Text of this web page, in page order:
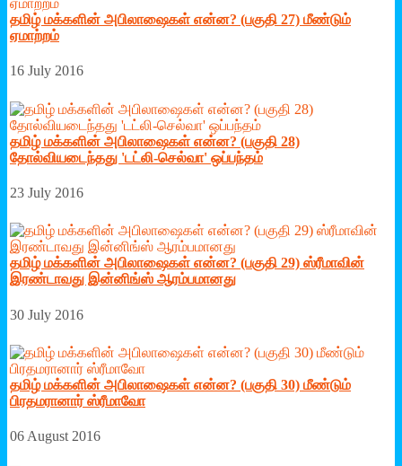
தமிழ் மக்களின் அபிலாஷைகள் என்ன? (பகுதி 27) மீண்டும்
ஏமாற்றம்
16 July 2016
தமிழ் மக்களின் அபிலாஷைகள் என்ன? (பகுதி 28)
தோல்வியடைந்தது 'டட்லி-செல்வா' ஒப்பந்தம்
23 July 2016
தமிழ் மக்களின் அபிலாஷைகள் என்ன? (பகுதி 29) ஸ்ரீமாவின்
இரண்டாவது இன்னிங்ஸ் ஆரம்பமானது
30 July 2016
தமிழ் மக்களின் அபிலாஷைகள் என்ன? (பகுதி 30) மீண்டும்
பிரதமரானார் ஸ்ரீமாவோ
06 August 2016